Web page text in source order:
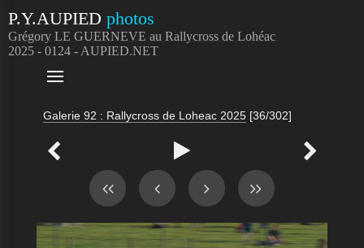
P.Y.AUPIED photos
Grégory LE GUERNEVE au Rallycross de Lohéac
2025 - 0124 - AUPIED.NET

Galerie 92 : Rallycross de Loheac 2025 [36/302]
  